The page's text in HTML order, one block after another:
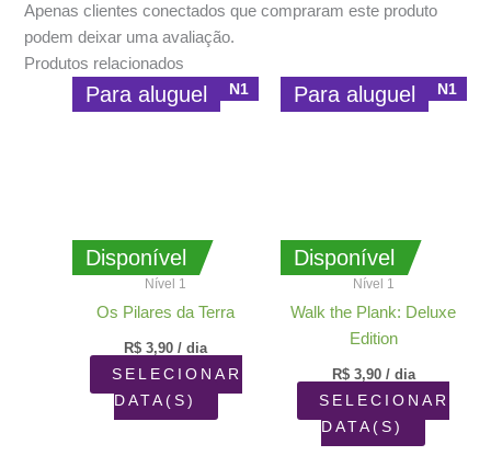
Apenas clientes conectados que compraram este produto
podem deixar uma avaliação.
Produtos relacionados
Disponível
Para aluguel N1
Nível 1
Os Pilares da Terra
R$ 3,90 / dia
SELECIONAR
DATA(S)
Disponível
Para aluguel N1
Nível 1
Walk the Plank: Deluxe
Edition
R$3,90/ dia
SELECIONAR
DATA(S)